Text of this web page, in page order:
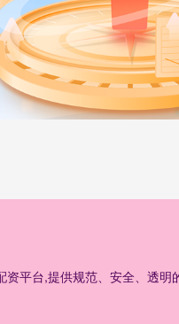
平台,提供规范、安全、透明